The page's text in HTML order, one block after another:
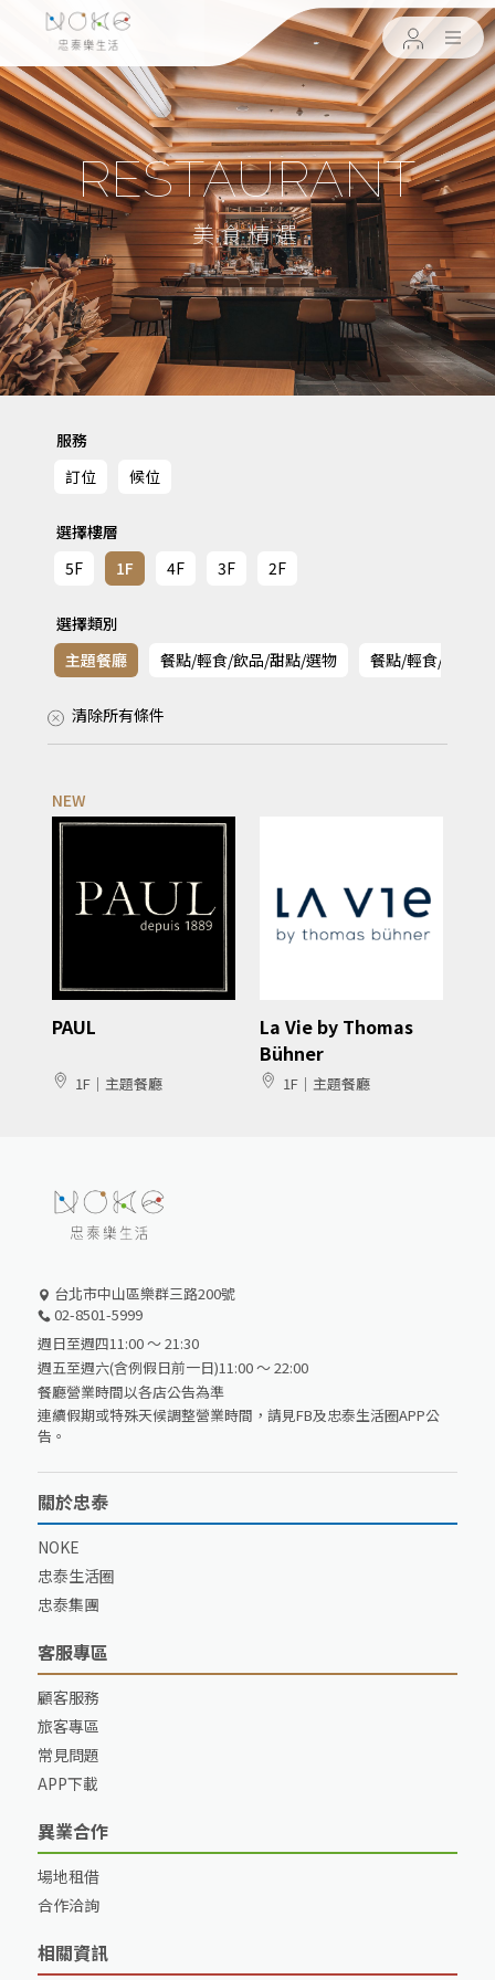
RESTAURANT
美食精選
服務
訂位
候位
選擇樓層
5F
1F 4F 3F 2F
選擇類別
主題餐廳
餐點/輕食/飲品/甜點/選物 餐點/輕食/飲品/
清除所有條件
NEW
PAUL
1F｜主題餐廳
La Vie by Thomas
Bühner
1F｜主題餐廳
台北市中山區樂群三路200號
02-8501-5999
週日至週四11:00 ～ 21:30
週五至週六(含例假日前一日)11:00 ～ 22:00
餐廳營業時間以各店公告為準
連續假期或特殊天候調整營業時間，請見FB及忠泰生活圈APP公
告。
關於忠泰
NOKE
忠泰生活圈
忠泰集團
客服專區
顧客服務
旅客專區
常見問題
APP下載
異業合作
場地租借
合作洽詢
相關資訊